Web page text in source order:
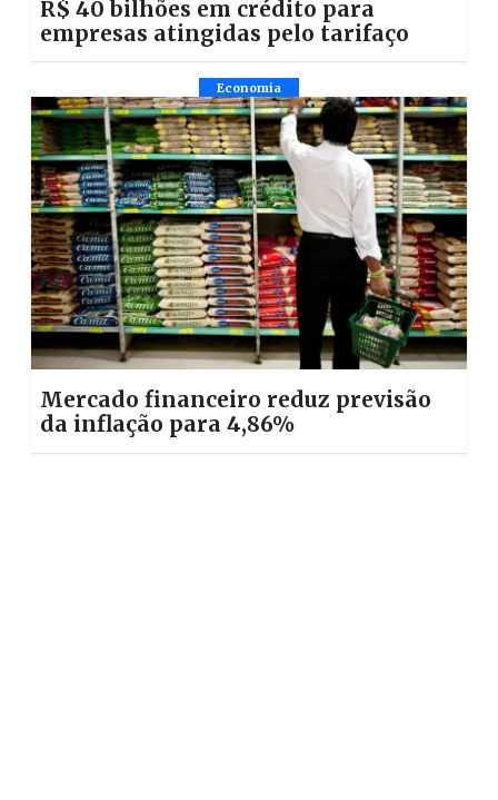
R$ 40 bilhões em crédito para
empresas atingidas pelo tarifaço
Economia
Mercado financeiro reduz previsão
da inflação para 4,86%